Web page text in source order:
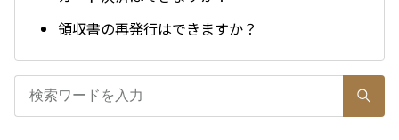
領収書の再発行はできますか？